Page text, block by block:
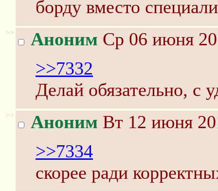
борду вместо
>> Аноним Ср 06 июня
>>7332
Делай обязательно, с
>> Аноним Вт 12 июня
>>7334
скорее ради